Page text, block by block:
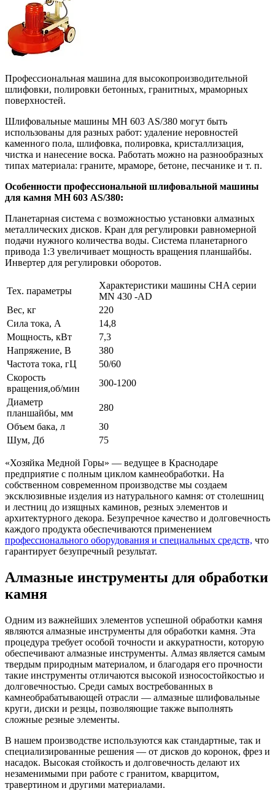
Профессиональная машина для высокопроизводительной
шлифовки, полировки бетонных, гранитных, мраморных
поверхностей.
Шлифовальные машины MH 603 АS/380 могут быть
использованы для разных работ: удаление неровностей
каменного пола, шлифовка, полировка, кристаллизация,
чистка и нанесение воска. Работать можно на разнообразных
типах материала: граните, мраморе, бетоне, песчанике и т. п.
Особенности профессиональной шлифовальной машины
для камня MH 603 АS/380:
Планетарная система с возможностью установки алмазных
металлических дисков. Кран для регулировки равномерной
подачи нужного количества воды. Система планетарного
привода 1:3 увеличивает мощность вращения планшайбы.
Инвертер для регулировки оборотов.
Тех. параметры
Характеристики машины СНA серии
MN 430 -АD
Вес, кг
220
Сила тока, А
14,8
Мощность, кВт
7,3
Напряжение, В
380
Частота тока, гЦ
50/60
Скорость
вращения,об/мин
300-1200
Диаметр
планшайбы, мм
280
Объем бака, л
30
Шум, Дб
75
«Хозяйка Медной Горы» — ведущее в Краснодаре
предприятие с полным циклом камнеобработки. На
собственном современном производстве мы создаем
эксклюзивные изделия из натурального камня: от столешниц
и лестниц до изящных каминов, резных элементов и
архитектурного декора. Безупречное качество и долговечность
каждого продукта обеспечиваются применением
профессионального оборудования и специальных средств, что
гарантирует безупречный результат.
Алмазные инструменты для обработки
камня
Одним из важнейших элементов успешной обработки камня
являются алмазные инструменты для обработки камня. Эта
процедура требует особой точности и аккуратности, которую
обеспечивают алмазные инструменты. Алмаз является самым
твердым природным материалом, и благодаря его прочности
такие инструменты отличаются высокой износостойкостью и
долговечностью. Среди самых востребованных в
камнеобрабатывающей отрасли — алмазные шлифовальные
круги, диски и резцы, позволяющие также выполнять
сложные резные элементы.
В нашем производстве используются как стандартные, так и
специализированные решения — от дисков до коронок, фрез и
насадок. Высокая стойкость и долговечность делают их
незаменимыми при работе с гранитом, кварцитом,
травертином и другими материалами.